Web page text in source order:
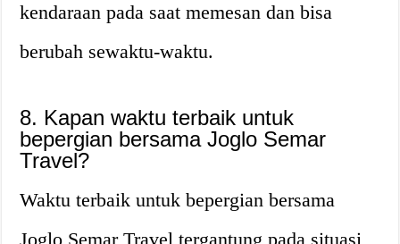
kendaraan pada saat memesan dan bisa
berubah sewaktu-waktu.
8. Kapan waktu terbaik untuk
bepergian bersama Joglo Semar
Travel?
Waktu terbaik untuk bepergian bersama
Joglo Semar Travel tergantung pada situasi